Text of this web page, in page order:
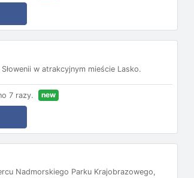
w atrakcyjnym mieście Lasko.
7 razy. new
Nadmorskiego Parku Krajobrazowego,